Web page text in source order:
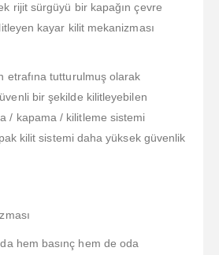
rijit sürgüyü bir kapağın çevre
kayar kilit mekanizması
etrafına tutturulmuş olarak
bir şekilde kilitleyebilen
/ kapama / kilitleme sistemi
kilit sistemi daha yüksek güvenlik
hem basınç hem de oda